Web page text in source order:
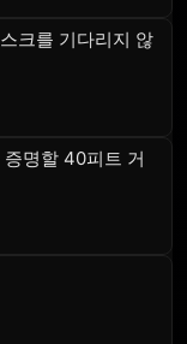
크를 기다리지 않
명할 40피트 거